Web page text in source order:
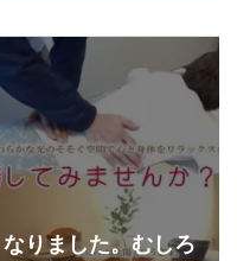
りました。むしろ